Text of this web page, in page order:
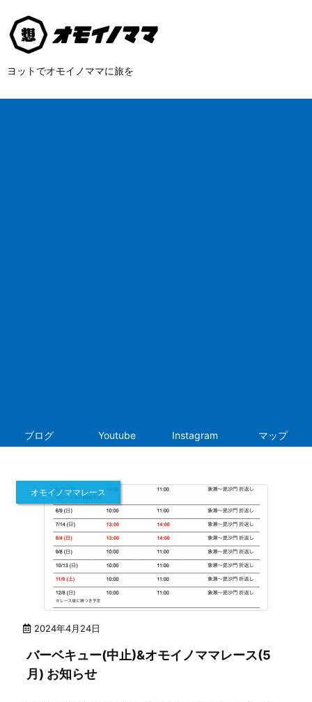
ヨットでオモイノママに旅を
ブログ Youtube Instagram マップ
2024年4月24日
オモイノママレース
バーベキュー(中止)&オモイノママレース(5
月) お知らせ